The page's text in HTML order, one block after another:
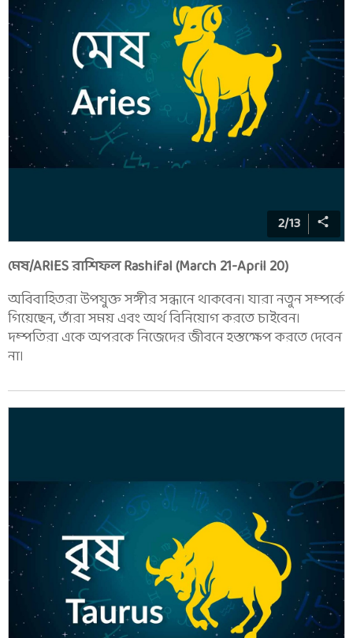
2/13
মেষ/ARIES রাশিফল Rashifal (March 21-April 20)
অবিবাহিতরা উপযুক্ত সঙ্গীর সন্ধানে থাকবেন। যারা নতুন সম্পর্কে
গিয়েছেন, তাঁরা সময় এবং অর্থ বিনিয়োগ করতে চাইবেন।
দম্পতিরা একে অপরকে নিজেদের জীবনে হস্তক্ষেপ করতে দেবেন
না।